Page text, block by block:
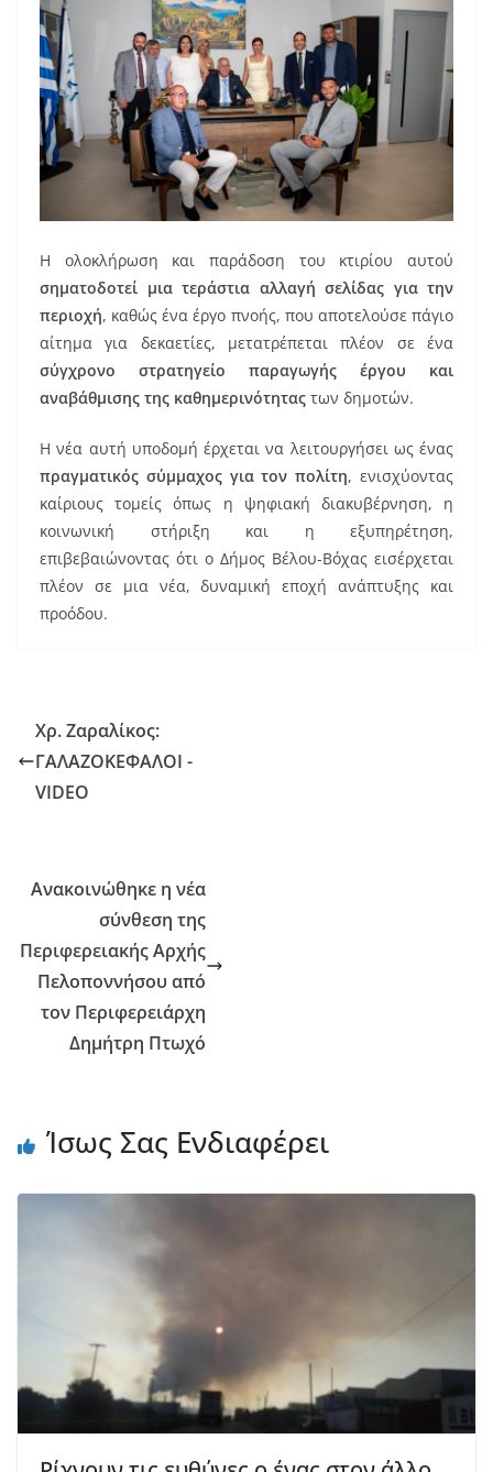
Η ολοκλήρωση και παράδοση του κτιρίου αυτού
σηματοδοτεί μια τεράστια αλλαγή σελίδας για την
περιοχή, καθώς ένα έργο πνοής, που αποτελούσε πάγιο
αίτημα για δεκαετίες, μετατρέπεται πλέον σε ένα
σύγχρονο στρατηγείο παραγωγής έργου και
αναβάθμισης της καθημερινότητας των δημοτών.
Η νέα αυτή υποδομή έρχεται να λειτουργήσει ως ένας
πραγματικός σύμμαχος για τον πολίτη, ενισχύοντας
καίριους τομείς όπως η ψηφιακή διακυβέρνηση, η
κοινωνική στήριξη και η εξυπηρέτηση,
επιβεβαιώνοντας ότι ο Δήμος Βέλου-Βόχας εισέρχεται
πλέον σε μια νέα, δυναμική εποχή ανάπτυξης και
προόδου.
Χρ. Ζαραλίκος:
ΓΑΛΑΖΟΚΕΦΑΛΟΙ -
VIDEO
Ανακοινώθηκε η νέα
σύνθεση της
Περιφερειακής Αρχής
Πελοποννήσου από
τον Περιφερειάρχη
Δημήτρη Πτωχό
Ίσως Σας Ενδιαφέρει